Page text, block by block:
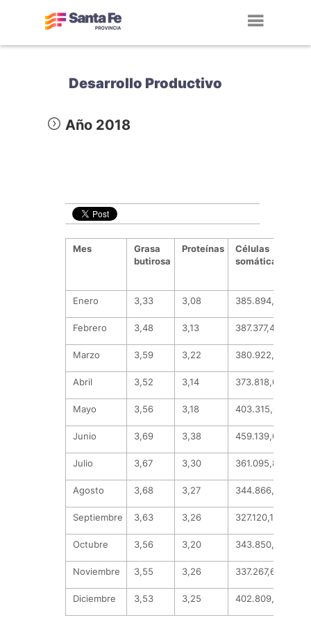
Desarrollo Productivo
Año 2018
Mes
Grasa
butirosa
Proteínas
Células
somáticas
Enero 3,33 3,08 385.894,27
Febrero 3,48 3,13 387.377,41
Marzo 3,59 3,22 380.922,87
Abril 3,52 3,14 373.818,00
Mayo 3,56 3,18 403.315,63
Junio 3,69 3,38 459.139,07
Julio 3,67 3,30 361.095,88
Agosto 3,68 3,27 344.866,93
Septiembre 3,63 3,26 327.120,15
Octubre 3,56 3,20 343.850,24
Noviembre 3,55 3,26 337.267,65
Diciembre 3,53 3,25 402.809,93